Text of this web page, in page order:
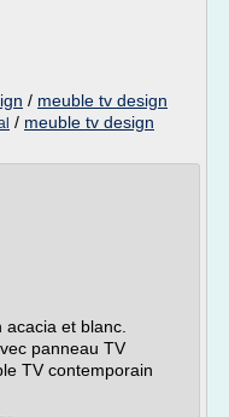
/ meuble tv design
/ meuble tv design
et blanc.
panneau TV
TV contemporain